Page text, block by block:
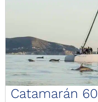
Catamarán 60